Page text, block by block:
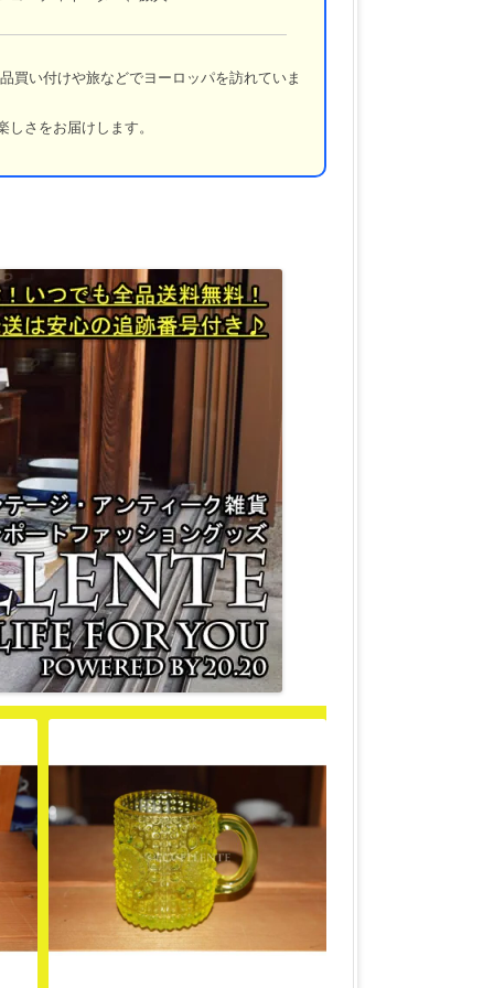
買い付けや旅などでヨーロッパを訪れていま
さをお届けします。